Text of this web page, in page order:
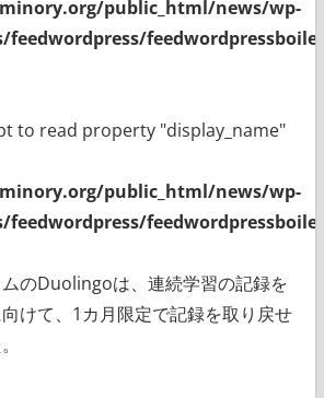
public_html/news/wp-
to read property "display_name"
public_html/news/wp-
のDuolingoは、連続学習の記録を
けて、1カ月限定で記録を取り戻せ